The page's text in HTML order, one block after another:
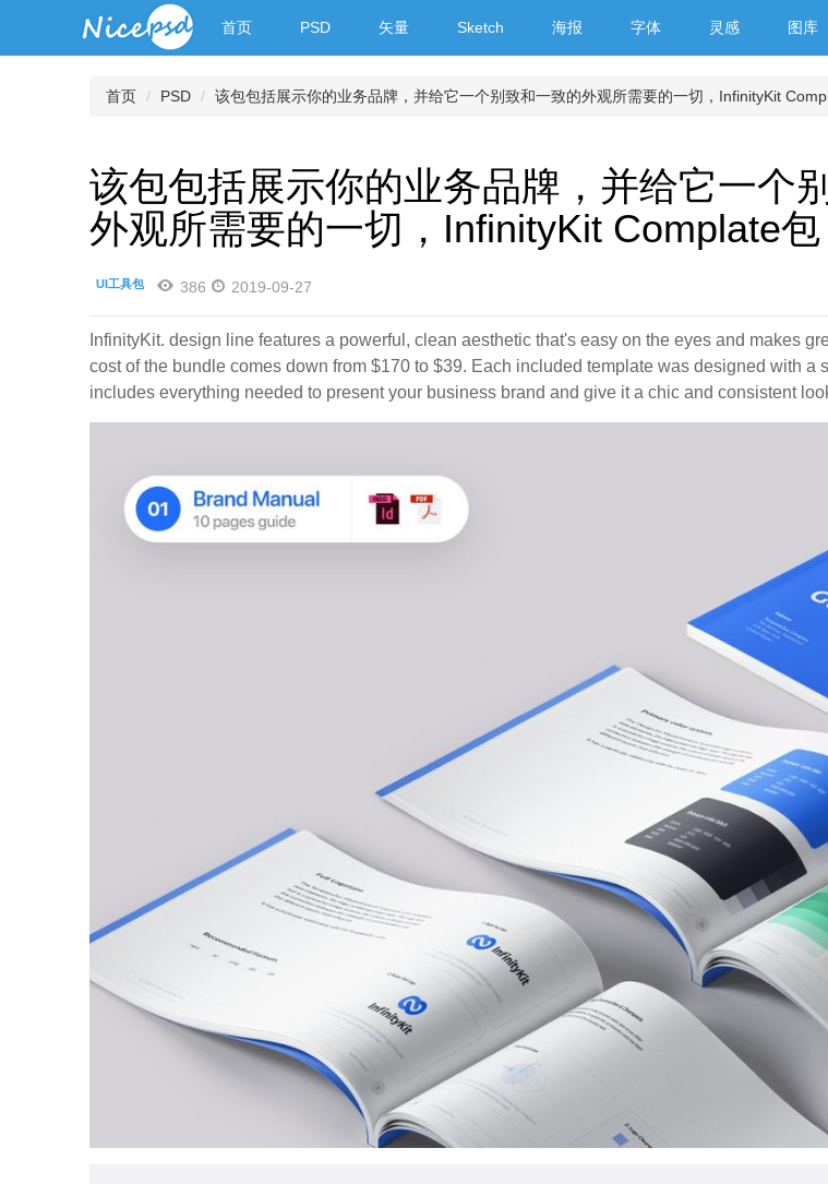
首页 PSD 矢量 Sketch 海报 字体 灵感 图库
首页 PSD 该包包括展示你的业务品牌，并给它一个别致和一致的外观所需要的一切，InfinityKit
该包包括展示你的业务品牌，并给它一个
外观所需要的一切，InfinityKit Complate包
UI工具包 386 2019-09-27
InfinityKit. design line features a powerful, clean aesthetic that's easy on the eyes and makes
cost of the bundle comes down from $170 to $39. Each included template was designed with a
includes everything needed to present your business brand and give it a chic and consistent